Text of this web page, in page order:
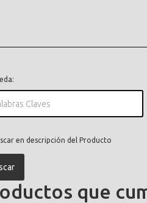
en descripción del Producto
que